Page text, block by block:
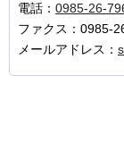
電話： 0985-26-
ファクス：0985-
メールアドレス：